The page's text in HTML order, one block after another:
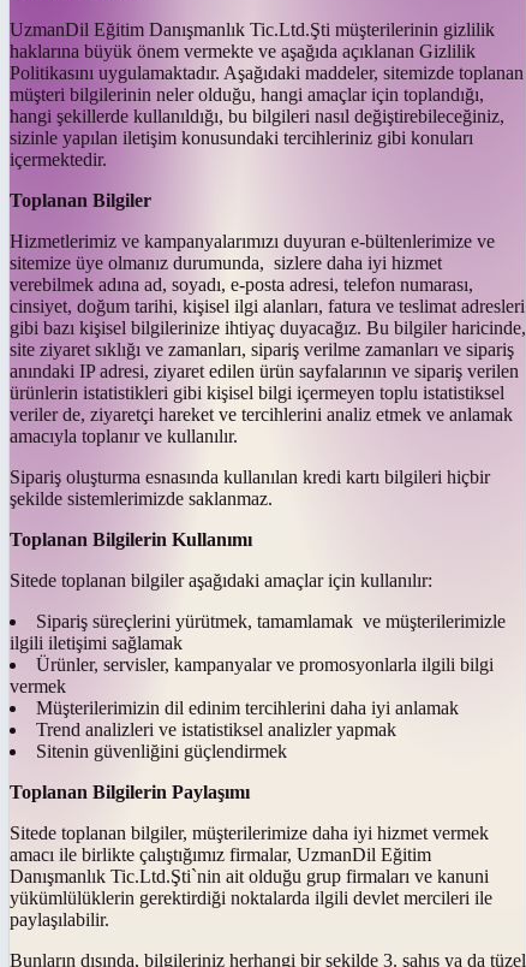
UzmanDil Eğitim Danışmanlık Tic.Ltd.Şti müşterilerinin gizlilik
haklarına büyük önem vermekte ve aşağıda açıklanan Gizlilik
Politikasını uygulamaktadır. Aşağıdaki maddeler, sitemizde toplanan
müşteri bilgilerinin neler olduğu, hangi amaçlar için toplandığı,
hangi şekillerde kullanıldığı, bu bilgileri nasıl değiştirebileceğiniz,
sizinle yapılan iletişim konusundaki tercihleriniz gibi konuları
içermektedir.
Toplanan Bilgiler
Hizmetlerimiz ve kampanyalarımızı duyuran e-bültenlerimize ve
sitemize üye olmanız durumunda, sizlere daha iyi hizmet
verebilmek adına ad, soyadı, e-posta adresi, telefon numarası,
cinsiyet, doğum tarihi, kişisel ilgi alanları, fatura ve teslimat adresleri
gibi bazı kişisel bilgilerinize ihtiyaç duyacağız. Bu bilgiler haricinde,
site ziyaret sıklığı ve zamanları, sipariş verilme zamanları ve sipariş
anındaki IP adresi, ziyaret edilen ürün sayfalarının ve sipariş verilen
ürünlerin istatistikleri gibi kişisel bilgi içermeyen toplu istatistiksel
veriler de, ziyaretçi hareket ve tercihlerini analiz etmek ve anlamak
amacıyla toplanır ve kullanılır.
Sipariş oluşturma esnasında kullanılan kredi kartı bilgileri hiçbir
şekilde sistemlerimizde saklanmaz.
Toplanan Bilgilerin Kullanımı
Sitede toplanan bilgiler aşağıdaki amaçlar için kullanılır:
Sipariş süreçlerini yürütmek, tamamlamak ve müşterilerimizle
ilgili iletişimi sağlamak
Ürünler, servisler, kampanyalar ve promosyonlarla ilgili bilgi
vermek
Müşterilerimizin dil edinim tercihlerini daha iyi anlamak
Trend analizleri ve istatistiksel analizler yapmak
Sitenin güvenliğini güçlendirmek
Toplanan Bilgilerin Paylaşımı
Sitede toplanan bilgiler, müşterilerimize daha iyi hizmet vermek
amacı ile birlikte çalıştığımız firmalar, UzmanDil Eğitim
Danışmanlık Tic.Ltd.Şti`nin ait olduğu grup firmaları ve kanuni
yükümlülüklerin gerektirdiği noktalarda ilgili devlet mercileri ile
paylaşılabilir.
Bunların dışında, bilgileriniz herhangi bir şekilde 3. şahıs ya da tüzel